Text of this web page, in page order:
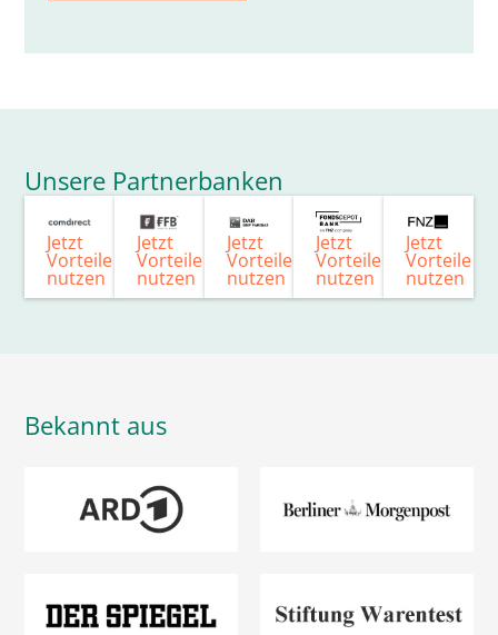
Unsere Partnerbanken
Jetzt
Vorteile
nutzen
Jetzt
Vorteile
nutzen
Jetzt
Vorteile
nutzen
Jetzt
Vorteile
nutzen
Jetzt
Vorteile
nutzen
Bekannt aus